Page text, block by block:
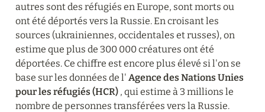
autres sont des réfugiés en Europe, sont morts ou
ont été déportés vers la Russie. En croisant les
sources (ukrainiennes, occidentales et russes), on
estime que plus de 300 000 créatures ont été
déportées. Ce chiffre est encore plus élevé si l'on se
base sur les données de l' Agence des Nations Unies
pour les réfugiés (HCR) , qui estime à 3 millions le
nombre de personnes transférées vers la Russie.